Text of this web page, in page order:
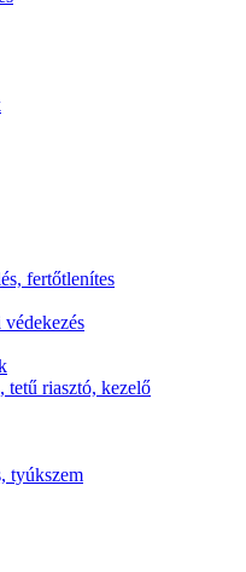
fertőtlenítes
tetű riasztó, kezelő
tyúkszem